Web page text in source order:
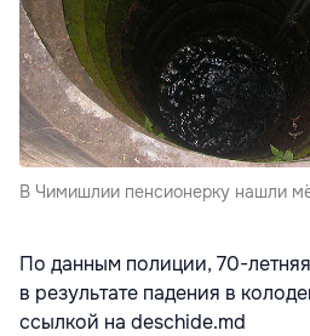
В Чимишлии пенсионерку нашли
По данным полиции, 70-
в результате падения в
ссылкой на deschide.md